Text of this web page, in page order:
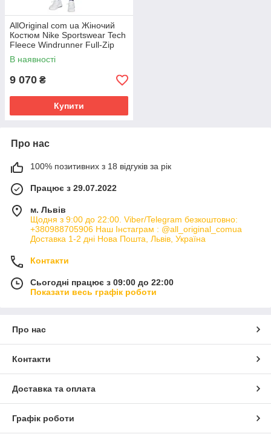
AllOriginal com ua Жіночий
Костюм Nike Sportswear Tech
Fleece Windrunner Full-Zip
Blue Fb8338-003&Fb8330-
003
В наявності
9 070 ₴
Купити
Про нас
100% позитивних з 18 відгуків за рік
Працює з 29.07.2022
м. Львів
Щодня з 9:00 до 22:00. Viber/Telegram безкоштовно:
+380988705906 Наш Інстаграм : @all_original_comua
Доставка 1-2 дні Нова Пошта, Львів, Україна
Контакти
Сьогодні працює з 09:00 до 22:00
Показати весь графік роботи
Про нас
Контакти
Доставка та оплата
Графік роботи